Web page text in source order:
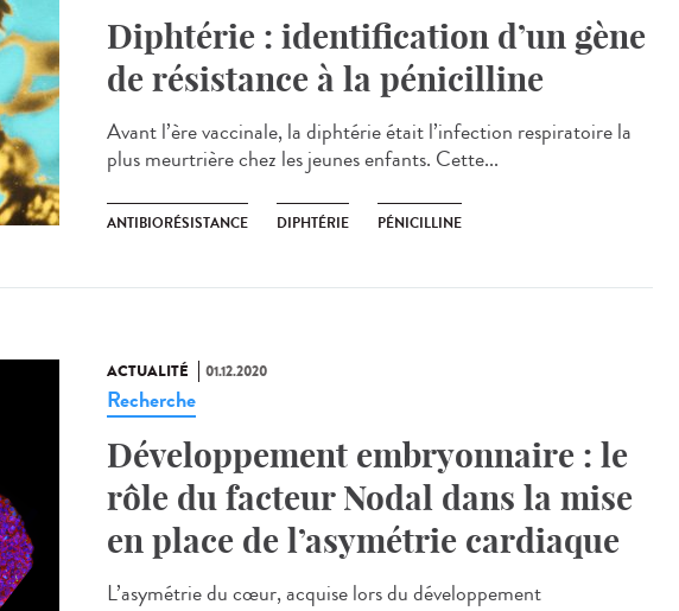
Diphtérie : identification d’un gène
de résistance à la pénicilline
Avant l’ère vaccinale, la diphtérie était l’infection respiratoire la
plus meurtrière chez les jeunes enfants. Cette...
ANTIBIORÉSISTANCE DIPHTÉRIE PÉNICILLINE
ACTUALITÉ 01.12.2020
Recherche
Développement embryonnaire : le
rôle du facteur Nodal dans la mise
en place de l’asymétrie cardiaque
L’asymétrie du cœur, acquise lors du développement